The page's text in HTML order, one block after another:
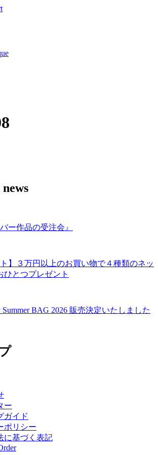
ー作品の受注会』
ト】３万円以上のお買い物で４種類のネッ
ひとつプレゼント
BAG 2026 販売決定いたしました
ー
ガイド
ポリシー
に基づく表記